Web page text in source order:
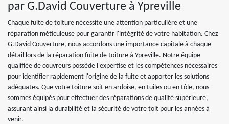
par G.David Couverture à Ypreville
Chaque fuite de toiture nécessite une attention particulière et une
réparation méticuleuse pour garantir l'intégrité de votre habitation. Chez
G.David Couverture, nous accordons une importance capitale à chaque
détail lors de la réparation fuite de toiture à Ypreville. Notre équipe
qualifiée de couvreurs possède l'expertise et les compétences nécessaires
pour identifier rapidement l'origine de la fuite et apporter les solutions
adéquates. Que votre toiture soit en ardoise, en tuiles ou en tôle, nous
sommes équipés pour effectuer des réparations de qualité supérieure,
assurant ainsi la durabilité et la sécurité de votre toit pour les années à
venir.